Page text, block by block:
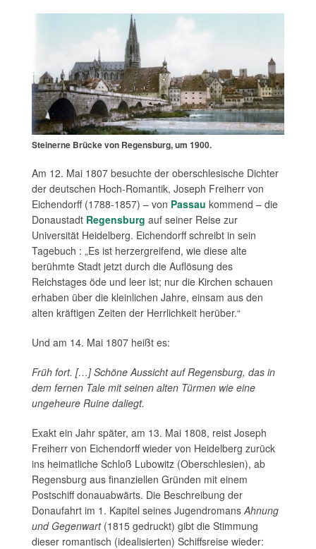
Steinerne Brücke von Regensburg, um 1900.
Am 12. Mai 1807 besuchte der oberschlesische Dichter
der deutschen Hoch-Romantik, Joseph Freiherr von
Eichendorff (1788-1857) – von Passau kommend – die
Donaustadt Regensburg auf seiner Reise zur
Universität Heidelberg. Eichendorff schreibt in sein
Tagebuch : „Es ist herzergreifend, wie diese alte
berühmte Stadt jetzt durch die Auflösung des
Reichstages öde und leer ist; nur die Kirchen schauen
erhaben über die kleinlichen Jahre, einsam aus den
alten kräftigen Zeiten der Herrlichkeit herüber.“
Und am 14. Mai 1807 heißt es:
Früh fort. […] Schöne Aussicht auf Regensburg, das in
dem fernen Tale mit seinen alten Türmen wie eine
ungeheure Ruine daliegt.
Exakt ein Jahr später, am 13. Mai 1808, reist Joseph
Freiherr von Eichendorff wieder von Heidelberg zurück
ins heimatliche Schloß Lubowitz (Oberschlesien), ab
Regensburg aus finanziellen Gründen mit einem
Postschiff donauabwärts. Die Beschreibung der
Donaufahrt im 1. Kapitel seines Jugendromans Ahnung
und Gegenwart(1815 gedruckt) gibt die Stimmung
dieser romantisch (idealisierten) Schiffsreise wieder: